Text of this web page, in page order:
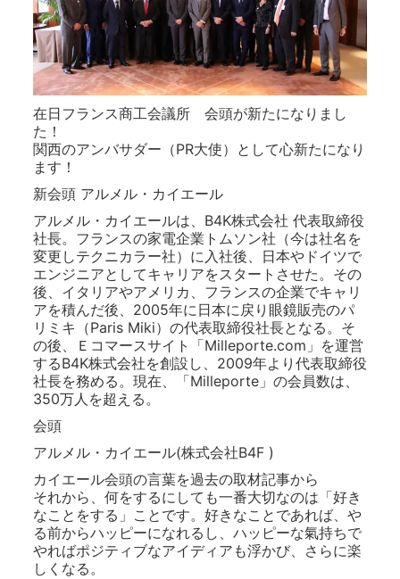
在日フランス商工会議所 会頭が新たになりまし
た！
関西のアンバサダー（PR大使）として心新たになり
ます！
新会頭 アルメル・カイエール
アルメル・カイエールは、B4K株式会社 代表取締役
社長。フランスの家電企業トムソン社（今は社名を
変更しテクニカラー社）に入社後、日本やドイツで
エンジニアとしてキャリアをスタートさせた。その
後、イタリアやアメリカ、フランスの企業でキャリ
アを積んだ後、2005年に日本に戻り眼鏡販売のパ
リミキ（Paris Miki）の代表取締役社長となる。そ
の後、Ｅコマースサイト「Milleporte.com」を運営
するB4K株式会社を創設し、2009年より代表取締役
社長を務める。現在、「Milleporte」の会員数は、
350万人を超える。
会頭
アルメル・カイエール(株式会社B4F )
カイエール会頭の言葉を過去の取材記事から
それから、何をするにしても一番大切なのは「好き
なことをする」ことです。好きなことであれば、や
る前からハッピーになれるし、ハッピーな氣持ちで
やればポジティブなアイディアも浮かび、さらに楽
しくなる。